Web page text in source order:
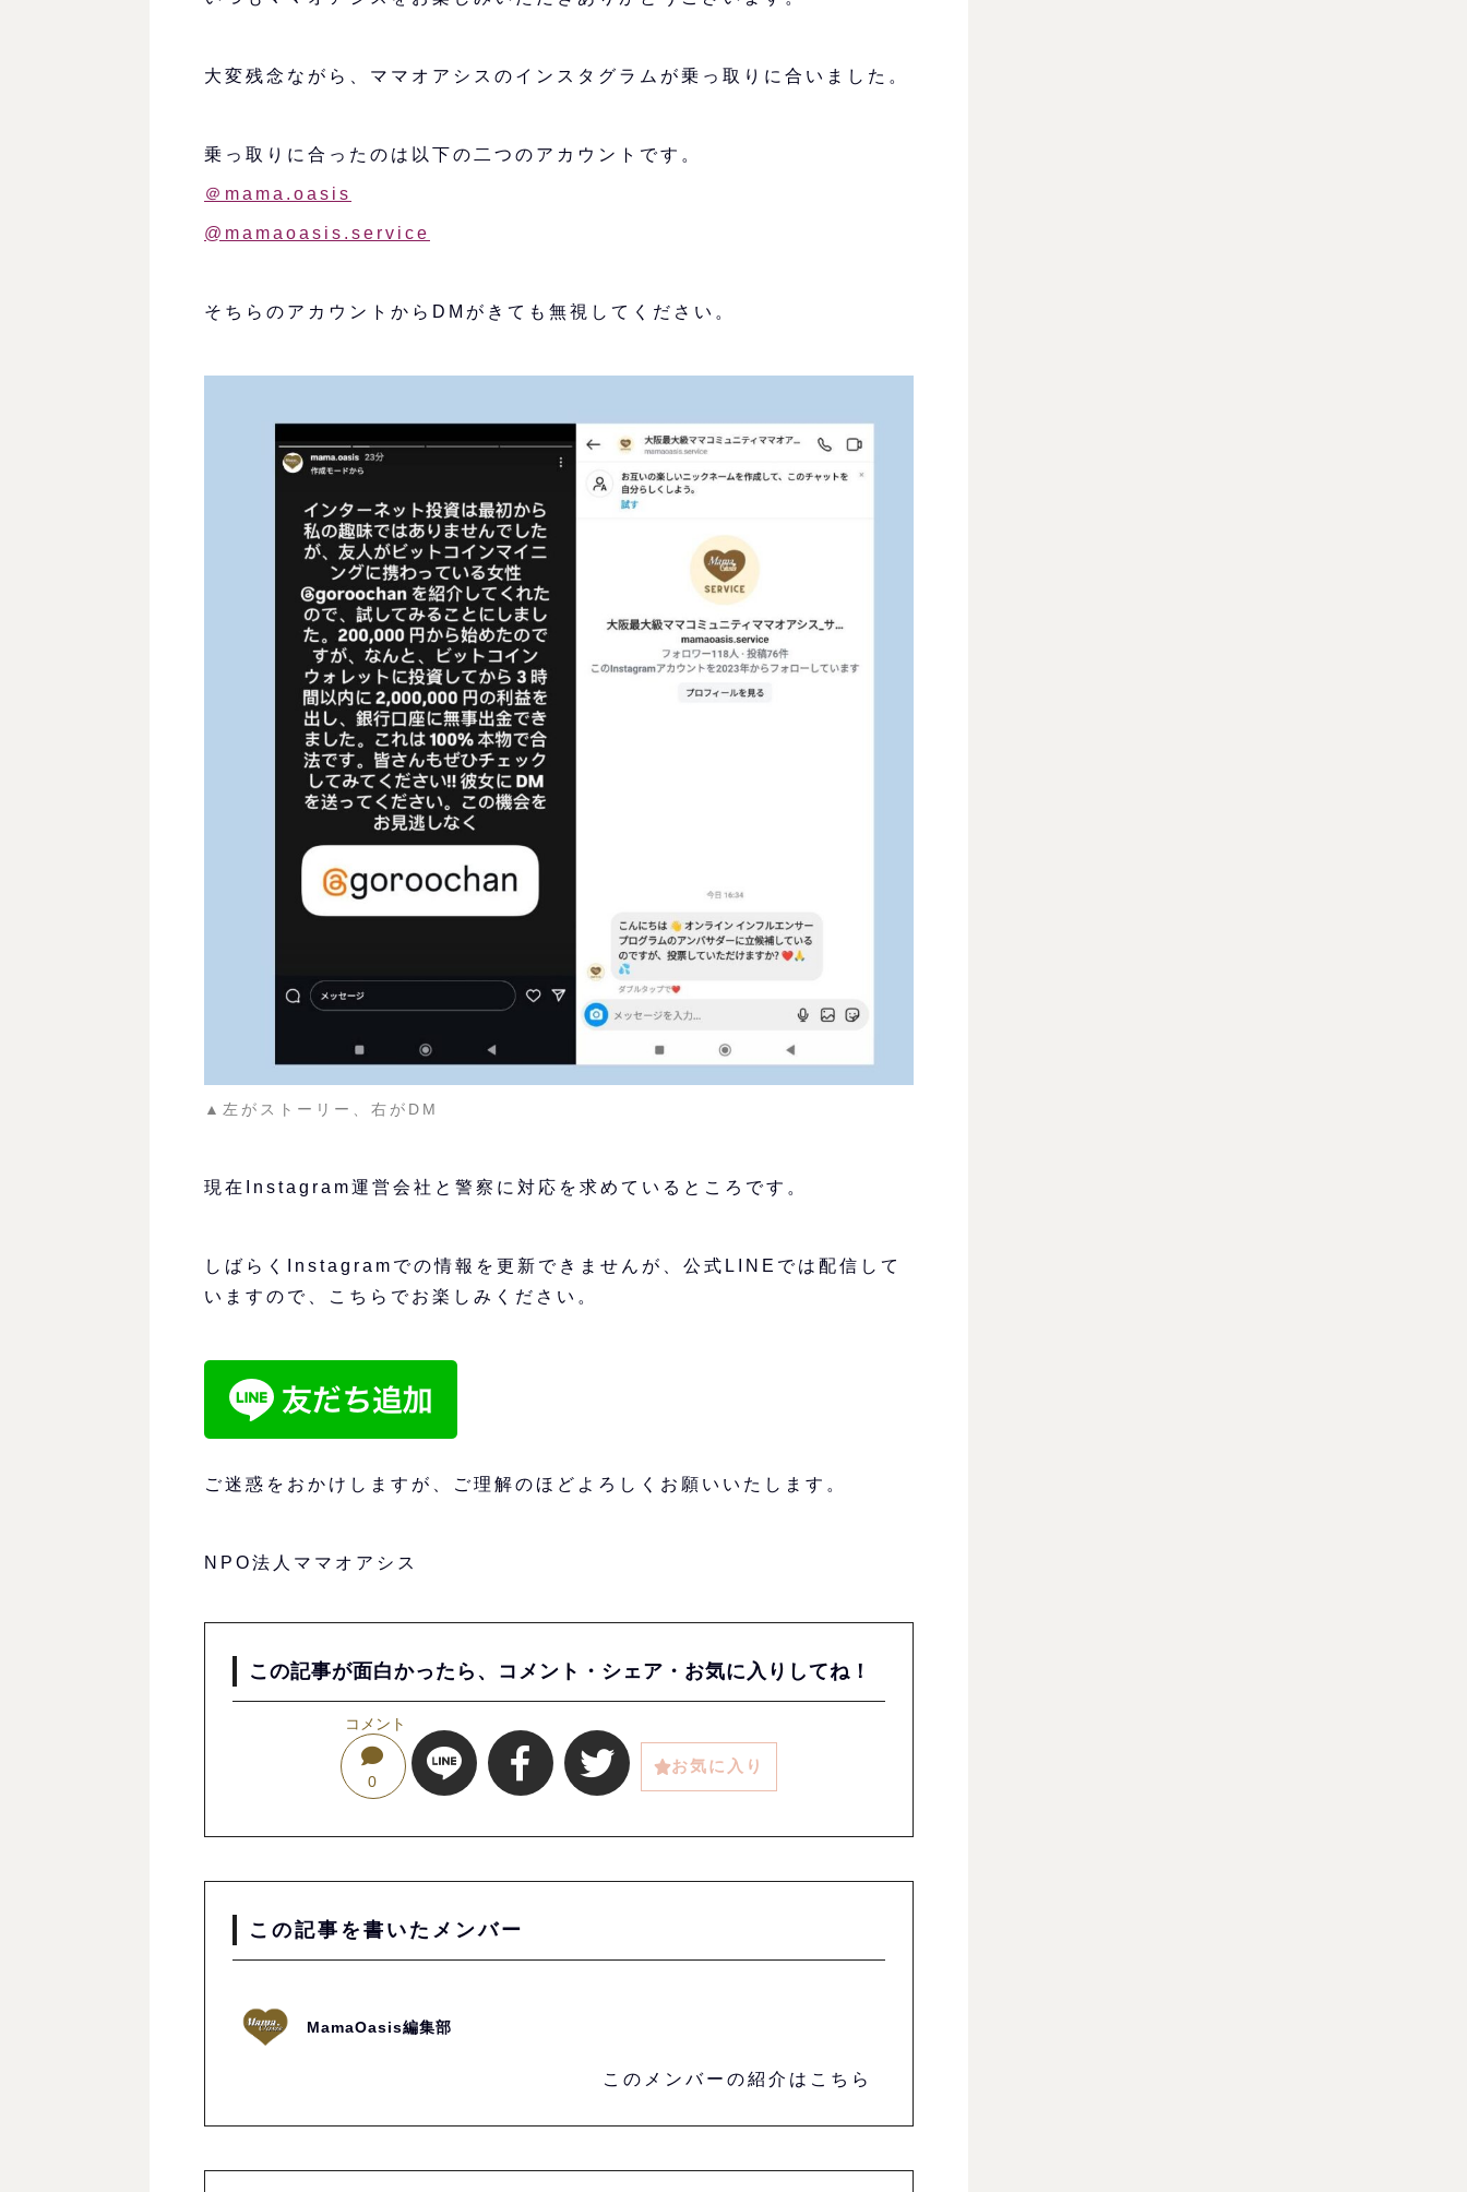
大変残念ながら、ママオアシスのインスタグラムが乗っ取りに合いました。
乗っ取りに合ったのは以下の二つのアカウントです。
＠mama.oasis
@mamaoasis.service
そちらのアカウントからDMがきても無視してください。
▲左がストーリー、右がDM
現在Instagram運営会社と警察に対応を求めているところです。
しばらくInstagramでの情報を更新できませんが、公式LINEでは配信して
いますので、こちらでお楽しみください。
ご迷惑をおかけしますが、ご理解のほどよろしくお願いいたします。
NPO法人ママオアシス
この記事が面白かったら、コメント・シェア・お気に入りしてね！
コメント
0
お気に入り
この記事を書いたメンバー
MamaOasis編集部
このメンバーの紹介はこちら